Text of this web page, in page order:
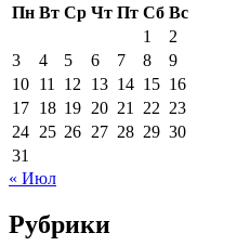
Пн Вт Ср Чт Пт Сб Вс
1
2
3
4 5 6 7 8
9
10 11 12 13 14 15 16
17 18 19 20 21 22 23
24 25 26 27 28 29 30
31
« Июл
Рубрики